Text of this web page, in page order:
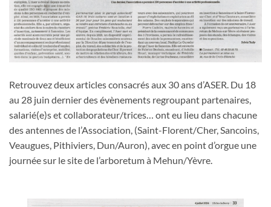
Retrouvez deux articles consacrés aux 30 ans d’ASER. Du 18
au 28 juin dernier des évènements regroupant partenaires,
salarié(e)s et collaborateur/trices… ont eu lieu dans chacune
des antennes de l’Association, (Saint-Florent/Cher, Sancoins,
Veaugues, Pithiviers, Dun/Auron), avec en point d’orgue une
journée sur le site de l’arboretum à Mehun/Yèvre.